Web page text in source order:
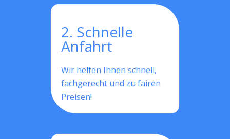
2. Schnelle
Anfahrt
Wir helfen Ihnen schnell,
fachgerecht und zu fairen
Preisen!